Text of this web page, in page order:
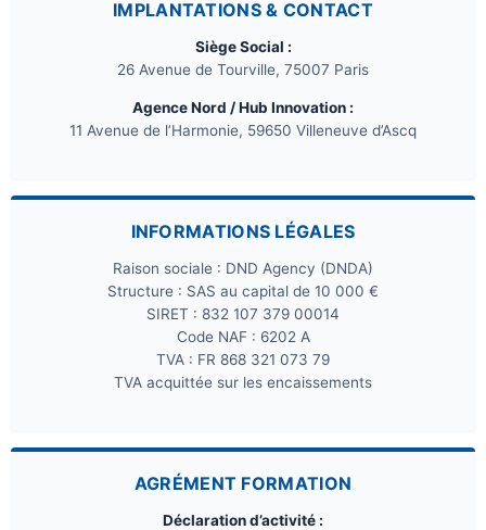
IMPLANTATIONS & CONTACT
Siège Social :
26 Avenue de Tourville, 75007 Paris
Agence Nord / Hub Innovation :
11 Avenue de l’Harmonie, 59650 Villeneuve d’Ascq
INFORMATIONS LÉGALES
Raison sociale : DND Agency (DNDA)
Structure : SAS au capital de 10 000 €
SIRET : 832 107 379 00014
Code NAF : 6202 A
TVA : FR 868 321 073 79
TVA acquittée sur les encaissements
AGRÉMENT FORMATION
Déclaration d’activité :